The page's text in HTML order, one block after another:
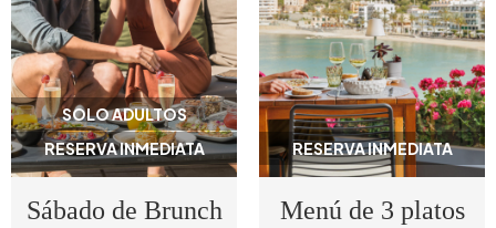
SOLO ADULTOS
RESERVA INMEDIATA
Sábado de Brunch
RESERVA INMEDIATA
Menú de 3 platos